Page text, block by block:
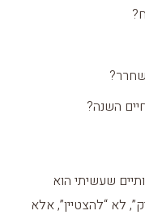
השנה?
שעשיתי הוא
לא “להצטיין”, אלא